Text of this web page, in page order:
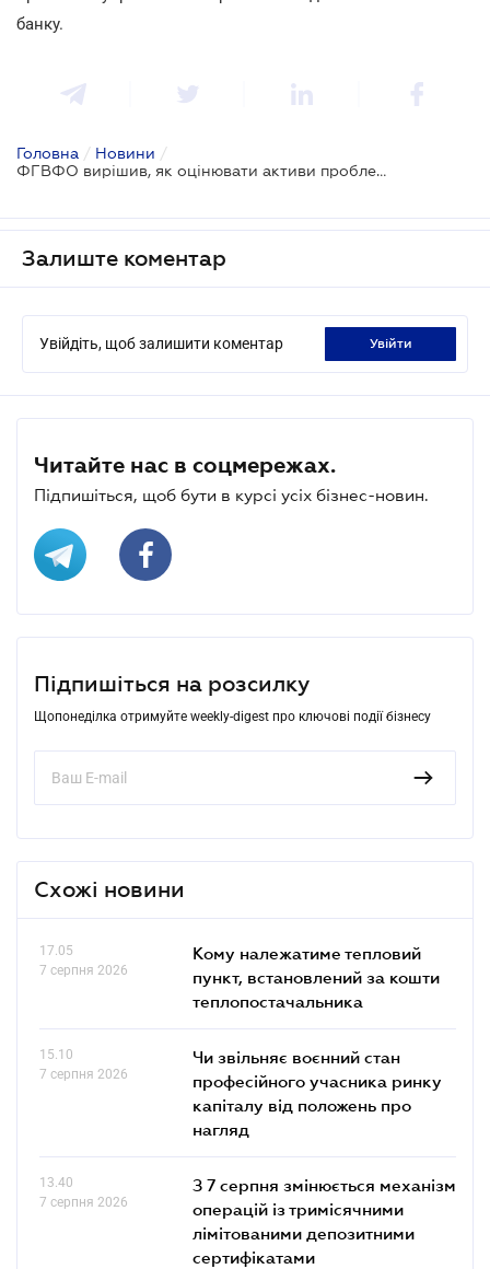
банку.
Головна / Новини /
ФГВФО вирішив, як оцінювати активи проблемних банків
Залиште коментар
Увійдіть, щоб залишити коментар увійти
Читайте нас в соцмережах.
Підпишіться, щоб бути в курсі усіх бізнес-новин.
Підпишіться на розсилку
Щопонеділка отримуйте weekly-digest про ключові події бізнесу
Схожі новини
17.05
7 серпня 2026
Кому належатиме тепловий
пункт, встановлений за кошти
теплопостачальника
15.10
7 серпня 2026
Чи звільняє воєнний стан
професійного учасника ринку
капіталу від положень про
нагляд
13.40
7 серпня 2026
З 7 серпня змінюється механізм
операцій із тримісячними
лімітованими депозитними
сертифікатами